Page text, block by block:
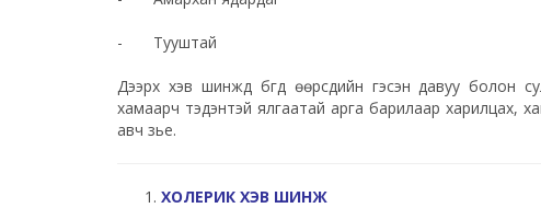
- Тууштай
Дээрх хэв шинжүүд бүгд өөрсдийн гэсэн давуу болон
хамаарч тэдэнтэй ялгаатай арга барилаар харилцах,
авч үзье.
ХОЛЕРИК ХЭВ ШИНЖ